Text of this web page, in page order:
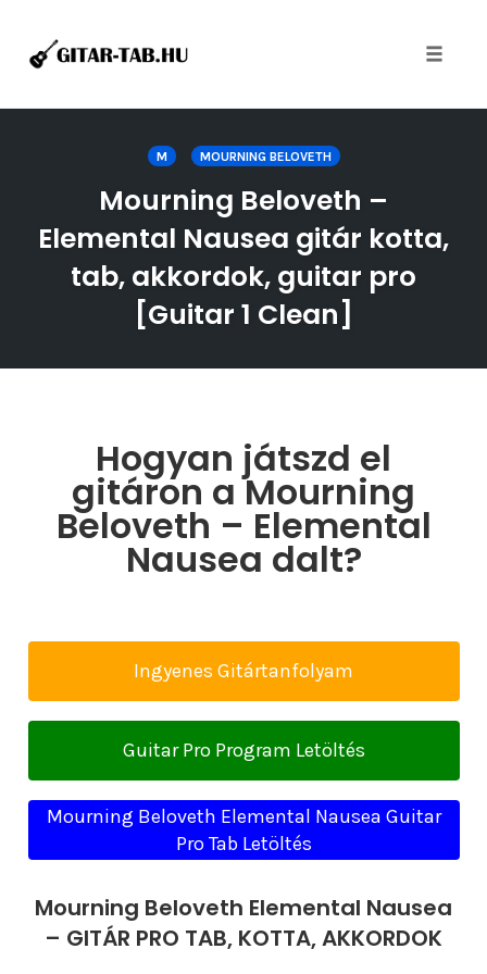
M MOURNING BELOVETH
Mourning Beloveth –
Elemental Nausea gitár kotta,
tab, akkordok, guitar pro
[Guitar 1 Clean]
Hogyan játszd el
gitáron a Mourning
Beloveth – Elemental
Nausea dalt?
Ingyenes Gitártanfolyam
Guitar Pro Program Letöltés
Mourning Beloveth Elemental Nausea Guitar
Pro Tab Letöltés
Mourning Beloveth Elemental Nausea
– GITÁR PRO TAB, KOTTA, AKKORDOK